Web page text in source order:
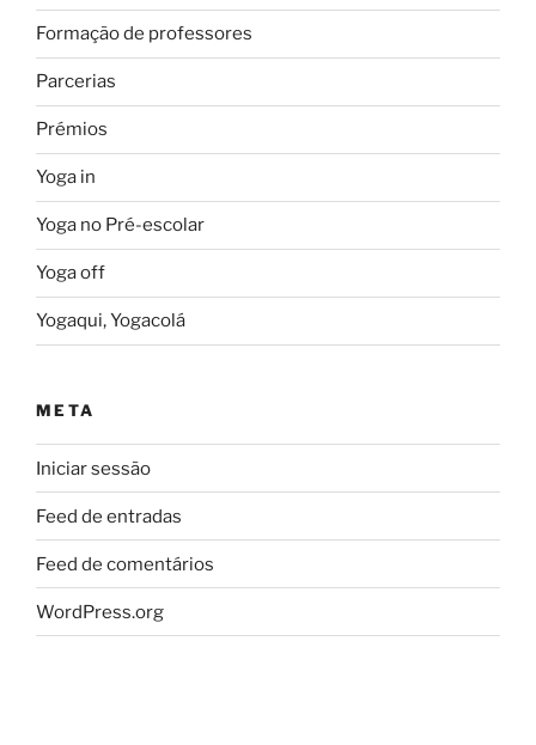
Formação de professores
Parcerias
Prémios
Yoga in
Yoga no Pré-escolar
Yoga off
Yogaqui, Yogacolá
META
Iniciar sessão
Feed de entradas
Feed de comentários
WordPress.org